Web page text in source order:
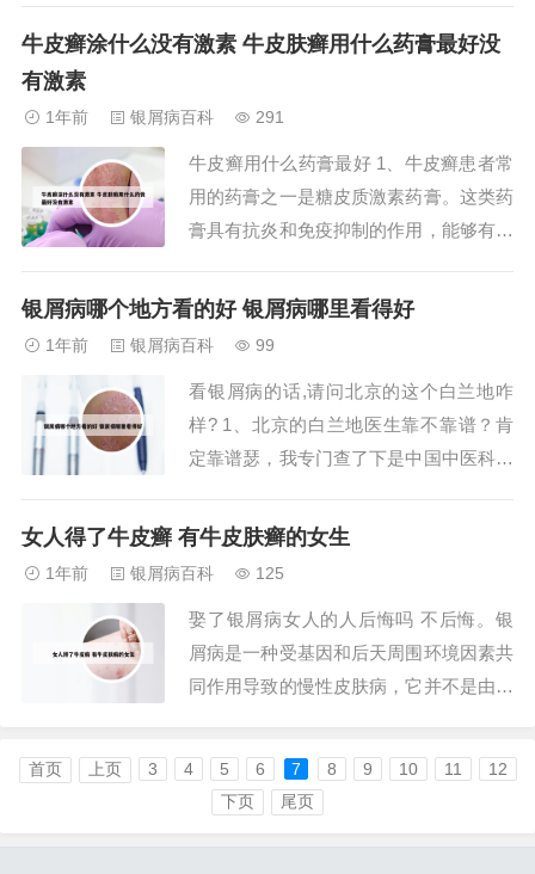
这些制剂通过常规外涂、封包及联合其他
用。2、对于皮损范围较大的患者，可能
需要口服药物...
牛皮癣涂什么没有激素 牛皮肤癣用什么药膏最好没
有激素
1年前 银屑病百科 291
牛皮癣用什么药膏最好 1、牛皮癣患者常
用的药膏之一是糖皮质激素药膏。这类药
膏具有抗炎和免疫抑制的作用，能够有效
等。但长期使用可能会出现一些副作用，
药膏也是治疗牛皮癣的常用药物。2、牛
皮癣患...
银屑病哪个地方看的好 银屑病哪里看得好
1年前 银屑病百科 99
看银屑病的话,请问北京的这个白兰地咋
样? 1、北京的白兰地医生靠不靠谱？肯
定靠谱瑟，我专门查了下是中国中医科学
甲医院，并且还是中字开头，想想份量都
苑医院的白兰地医生，真的很感谢她！我
患有多年的...
女人得了牛皮癣 有牛皮肤癣的女生
1年前 银屑病百科 125
娶了银屑病女人的人后悔吗 不后悔。银
屑病是一种受基因和后天周围环境因素共
同作用导致的慢性皮肤病，它并不是由某
性。虽然银屑病不能彻底治疗，但是它能
通过治疗消退。并且如果真的喜欢对方，
就没有什么后悔不后悔。面对疾病和生活
首页 上页 3 4 5 6 7 8 9 10 11
12
下页
尾页